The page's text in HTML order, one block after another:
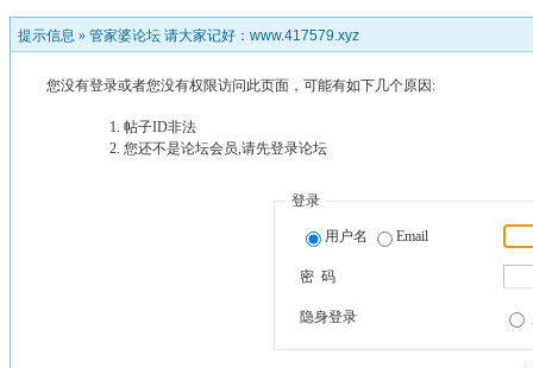
提示信息 » 管家婆论坛 请大家记好：www.417579.xyz
您没有登录或者您没有权限访问此页面，可能有如下几个原因:
帖子ID非法
您还不是论坛会员,请先登录论坛
登录
用户名 Email
密 码
隐身登录